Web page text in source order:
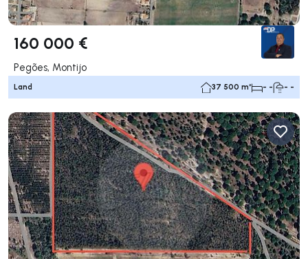
160 000 €
Pegões, Montijo
Land 37 500 m² - - - -